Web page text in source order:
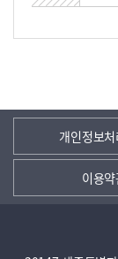
개인정보처
이용